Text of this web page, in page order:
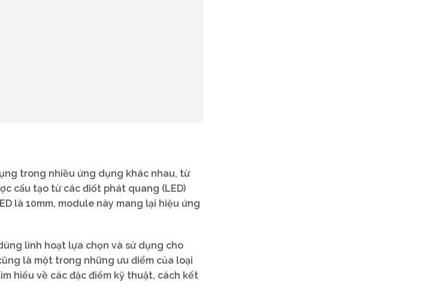
trong nhiều ứng dụng khác nhau, từ
cấu tạo từ các điốt phát quang (LED)
là 10mm, module này mang lại hiệu ứng
linh hoạt lựa chọn và sử dụng cho
là một trong những ưu điểm của loại
hiểu về các đặc điểm kỹ thuật, cách kết